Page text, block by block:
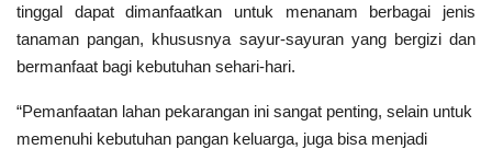
tinggal dapat dimanfaatkan untuk menanam berbagai jenis
tanaman pangan, khususnya sayur-sayuran yang bergizi dan
bermanfaat bagi kebutuhan sehari-hari.
“Pemanfaatan lahan pekarangan ini sangat penting, selain untuk
memenuhi kebutuhan pangan keluarga, juga bisa menjadi